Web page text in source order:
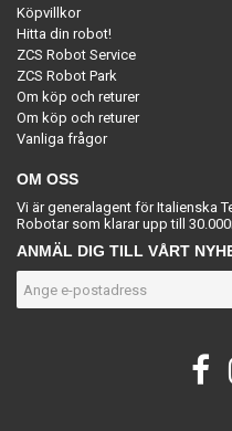
Köpvillkor
Hitta din robot!
ZCS Robot Service
ZCS Robot Park
Om köp och returer
Om köp och returer
Vanliga frågor
OM OSS
Vi är generalagent för Italienska
Robotar som klarar upp till
ANMÄL DIG TILL VÅRT